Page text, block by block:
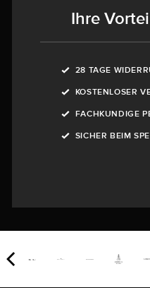
Ihre
28 TAGE
KOSTENLOSER
FACHKUNDIGE
SICHER BEIM